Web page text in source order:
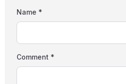
Name *
Comment *